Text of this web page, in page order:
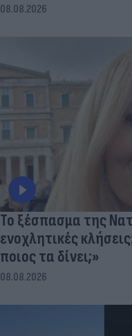
08.08.2026
Το ξέσπασμα της
ενοχλητικές
ποιος τα δίνει;»
08.08.2026